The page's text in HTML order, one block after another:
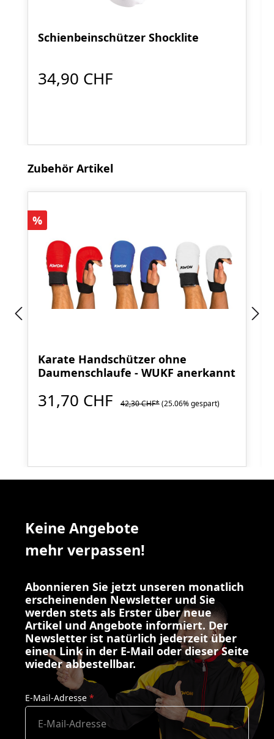
Schienbeinschützer Shocklite
34,90 CHF
Produktgalerie überspringen
Zubehör Artikel
Rabatt
%
Karate Handschützer ohne
Daumenschlaufe - WUKF anerkannt
31,70 CHF 42,30 CHF*(25.06% gespart)
Keine Angebote
mehr verpassen!
Abonnieren Sie jetzt unseren monatlich
erscheinenden Newsletter und Sie
werden stets als Erster über neue
Artikel und Angebote informiert. Der
Newsletter ist natürlich jederzeit über
einen Link in der E-Mail oder dieser Seite
wieder abbestellbar.
E-Mail-Adresse *